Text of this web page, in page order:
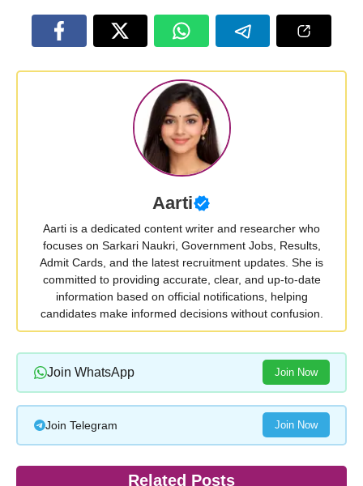
Aarti
Aarti is a dedicated content writer and researcher who
focuses on Sarkari Naukri, Government Jobs, Results,
Admit Cards, and the latest recruitment updates. She is
committed to providing accurate, clear, and up-to-date
information based on official notifications, helping
candidates make informed decisions without confusion.
Join WhatsApp Join Now
Join Telegram Join Now
Related Posts